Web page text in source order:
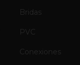
Bridas
PVC
Conexiones